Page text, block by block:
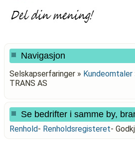
Navigasjon
Selskapserfaringer » Kundeomtaler
TRANS AS
Se bedrifter i samme by,
Renhold- Renholdsregisteret-